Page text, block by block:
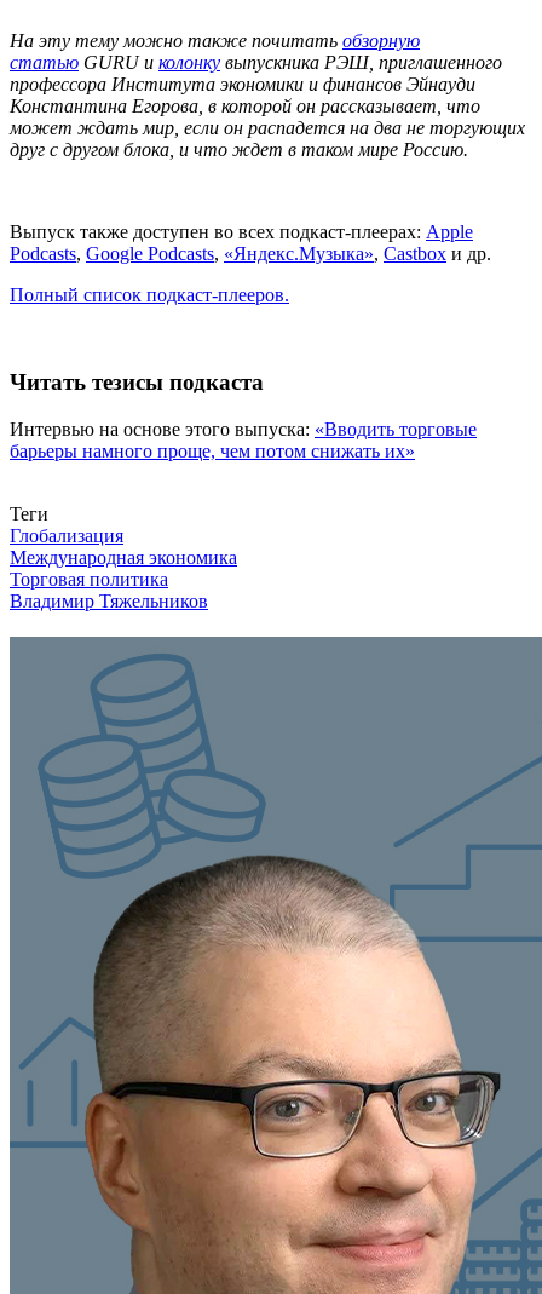
На эту тему можно также почитать обзорную
статью GURU и колонку выпускника РЭШ, приглашенного
профессора Института экономики и финансов Эйнауди
Константина Егорова, в которой он рассказывает, что
может ждать мир, если он распадется на два не торгующих
друг с другом блока и что ждет в таком мире Россию.
Выпуск также доступен во всех подкаст-плеерах: Apple
Podcasts, Google Podcasts, «Яндекс.Музыка», Castbox и др.
Полный список подкаст-плееров.
Читать тезисы подкаста
Интервью на основе этого выпуска: «Вводить торговые
барьеры намного проще, чем потом снижать их»
Теги
Глобализация
Международная экономика
Торговая политика
Владимир Тяжельников